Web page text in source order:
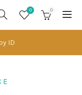
0 0
ID